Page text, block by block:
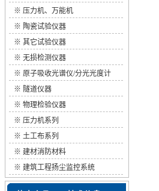
※ 压力机、万能机
※ 陶瓷试验仪器
※ 其它试验仪器
※ 无损检测仪器
※ 原子吸收光谱仪/分光光度计
※ 隧道仪器
※ 物理检验仪器
※ 压力机系列
※ 土工布系列
※ 建材消防材料
※ 建筑工程扬尘监控系统